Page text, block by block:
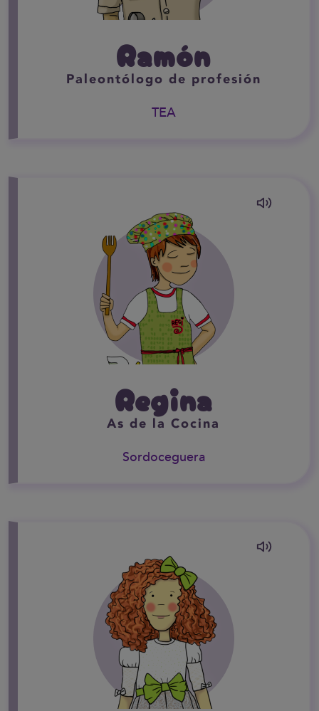
Ramón
Paleontólogo de profesión
TEA
Regina
As de la Cocina
Sordoceguera